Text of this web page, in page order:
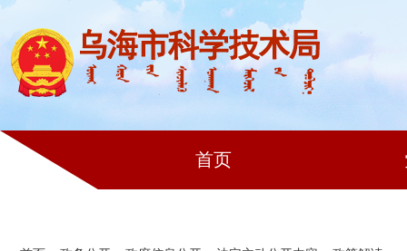
首页